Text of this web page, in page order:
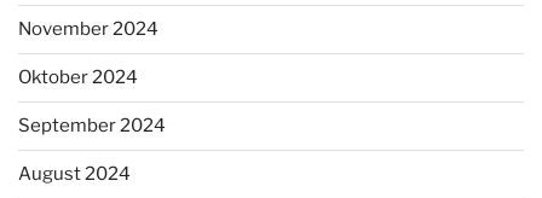
November 2024
Oktober 2024
September 2024
August 2024